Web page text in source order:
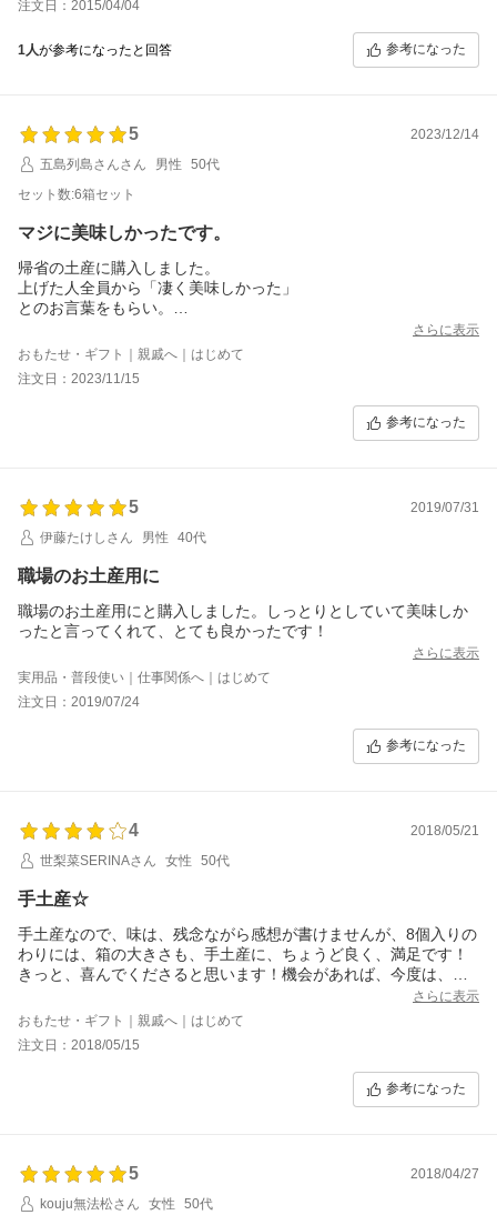
注文日：2015/04/04
1人が参考になったと回答 参考になった
5
2023/12/14
五島列島さんさん
男性
50代
セット数:6箱セット
マジに美味しかったです。
帰省の土産に購入しました。
上げた人全員から「凄く美味しかった」
とのお言葉をもらい。
逆にもらいました。
食べたら本当に美味しかったです。
次回もリピもありかなって感じです。
さらに表示
おもたせ・ギフト｜親戚へ｜はじめて
注文日：2023/11/15
参考になった
5
2019/07/31
伊藤たけしさん
男性 40代
職場のお土産用に
職場のお土産用にと購入しました。しっとりとしていて美味しか
ったと言ってくれて、とても良かったです！
さらに表示
実用品・普段使い｜仕事関係へ｜はじめて
注文日：2019/07/24
参考になった
4
2018/05/21
世梨菜SERINAさん
女性 50代
手土産☆
手土産なので、味は、残念ながら感想が書けませんが、8個入りの
わりには、箱の大きさも、手土産に、ちょうど良く、満足です！
きっと、喜んでくださると思います！機会があれば、今度は、ぜ
さらに表示
おもたせ・ギフト｜親戚へ｜はじめて
注文日：2018/05/15
参考になった
5
2018/04/27
kouju無法松さん
女性 50代